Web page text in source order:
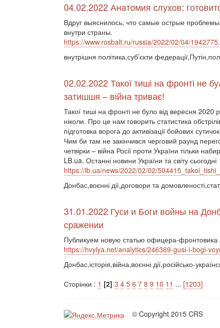
04.02.2022 Анатомия слухов:
Вдруг выяснилось, что самые острые
внутри страны.
https://www.rosbalt.ru/russia/2022/02/04/
внутрішня політика,суб’єкти
02.02.2022 Такої тиші на фронті не
затишшя – війна триває!
Такої тиші на фронті не було від вересня 2020
ніколи. Про це нам говорить статистика
підготовка ворога до активізації бойових
Чим би там не закінчився черговий раунд
четвірки – війна Росії проти України тільки
LB.ua. Останні новини України та світу сьогодні
https://lb.ua/news/2022/02/02/
Донбас,воєнні дії,договори та
31.01.2022 Гуси и Боги войны на
сражении
Публикуем новую статью офицера-
https://hvylya.net/analytics/246369-gusi-i-bogi-
Донбас,історія,війна,воєнні дії,російсько-
Сторінки : 1 [2] 3 4 5 6 7 8 9 10 11 ... [1203]
© Copyright 2015 CRS